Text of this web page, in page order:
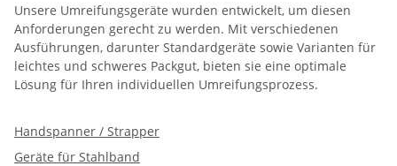
Unsere Umreifungsgeräte wurden entwickelt, um diesen
Anforderungen gerecht zu werden. Mit verschiedenen
Ausführungen, darunter Standardgeräte sowie Varianten für
leichtes und schweres Packgut, bieten sie eine optimale
Lösung für Ihren individuellen Umreifungsprozess.
Handspanner / Strapper
Geräte für Stahlband